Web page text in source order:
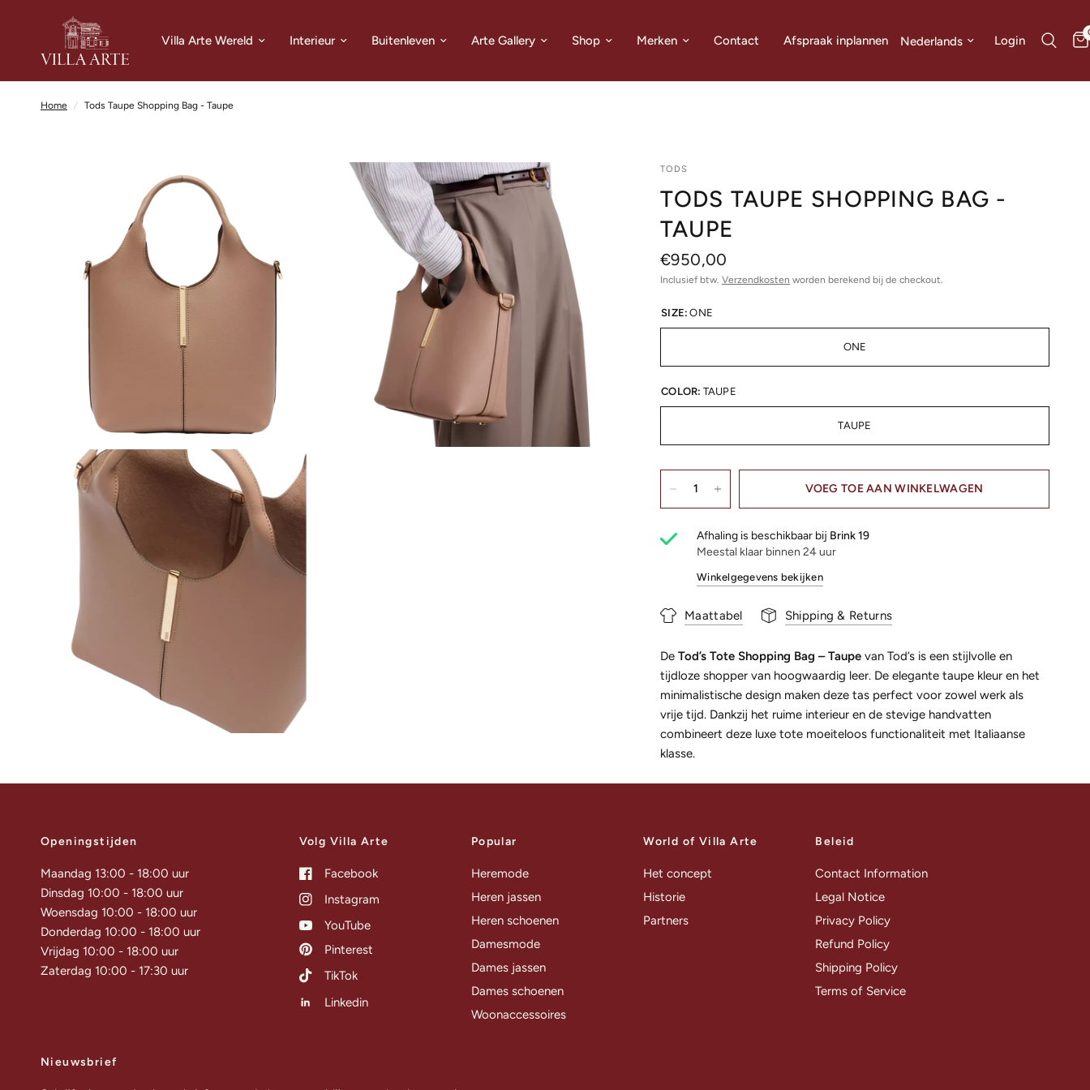
Villa Arte Wereld Interieur Buitenleven Arte Gallery Shop Merken Contact Afspraak inplannen Land/regio bijwerkenLogin
Home / Tods Taupe Shopping Bag - Taupe
TODS
TODS TAUPE SHOPPING BAG -
TAUPE
€950,00
Inclusief btw. Verzendkosten worden berekend bij de checkout.
SIZE: ONE
ONE
COLOR: TAUPE
TAUPE
VOEG TOE AAN WINKELWAGEN
Afhaling is beschikbaar bij Brink 19
Meestal klaar binnen 24 uur
Winkelgegevens bekijken
Maattabel Shipping & Returns
DeTod’s Tote Shopping Bag – Taupe van Tod’s is een stijlvolle en
tijdloze shopper van hoogwaardig leer. De elegante taupe kleur en het
minimalistische design maken deze tas perfect voor zowel werk als
vrije tijd. Dankzij het ruime interieur en de stevige handvatten
combineert deze luxe tote moeiteloos functionaliteit met Italiaanse
klasse.
Openingstijden
Maandag 13:00 - 18:00 uur
Dinsdag 10:00 - 18:00 uur
Woensdag 10:00 - 18:00 uur
Donderdag 10:00 - 18:00 uur
Vrijdag 10:00 - 18:00 uur
Zaterdag 10:00 - 17:30 uur
Volg Villa Arte
Facebook
Instagram
YouTube
Pinterest
TikTok
Linkedin
Popular
Heremode
Heren jassen
Heren schoenen
Damesmode
Dames jassen
Dames schoenen
Woonaccessoires
World of Villa Arte
Het concept
Historie
Partners
Beleid
Contact Information
Legal Notice
Privacy Policy
Refund Policy
Shipping Policy
Terms of Service
Nieuwsbrief